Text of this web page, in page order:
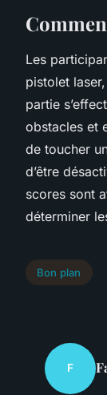
Les
pistolet
partie
obstacles et
de toucher
d’être
scores sont
déterminer
Bon plan
F